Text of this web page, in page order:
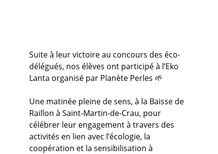
Suite à leur victoire au concours des éco-
délégués, nos élèves ont participé à l’Eko
Lanta organisé par Planète Perles 🌱
Une matinée pleine de sens, à la Baisse de
Raillon à Saint-Martin-de-Crau, pour
célébrer leur engagement à travers des
activités en lien avec l’écologie, la
coopération et la sensibilisation à